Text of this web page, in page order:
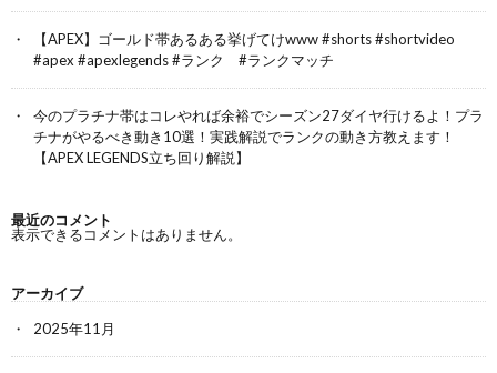
【APEX】ゴールド帯あるある挙げてけwww #shorts #shortvideo
#apex #apexlegends #ランク #ランクマッチ
今のプラチナ帯はコレやれば余裕でシーズン27ダイヤ行けるよ！プラ
チナがやるべき動き10選！実践解説でランクの動き方教えます！
【APEX LEGENDS立ち回り解説】
最近のコメント
表示できるコメントはありません。
アーカイブ
2025年11月